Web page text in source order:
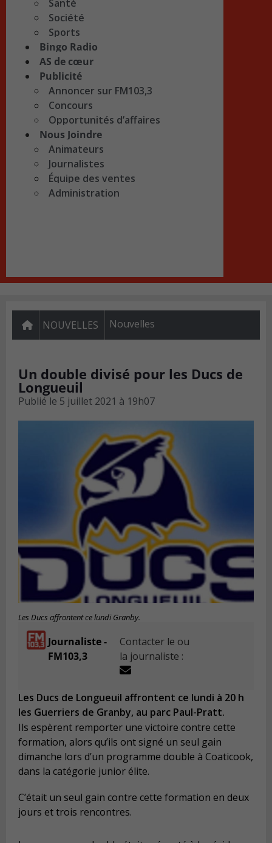
Santé
Société
Sports
Bingo Radio
AS de cœur
Publicité
Annoncer sur FM103,3
Concours
Opportunités d’affaires
Nous Joindre
Animateurs
Journalistes
Équipe des ventes
Administration
NOUVELLES Nouvelles
Un double divisé pour les Ducs de
Longueuil
Publié le 5 juillet 2021 à 19h07
Les Ducs affrontent ce lundi Granby.
Journaliste -
FM103,3
Contacter le ou
la journaliste :
Les Ducs de Longueuil affrontent ce lundi à 20 h
les Guerriers de Granby, au parc Paul-Pratt.
Ils espèrent remporter une victoire contre cette
formation, alors qu’ils ont signé un seul gain
dimanche lors d’un programme double à Coaticook,
dans la catégorie junior élite.
C’était un seul gain contre cette formation en deux
jours et trois rencontres.